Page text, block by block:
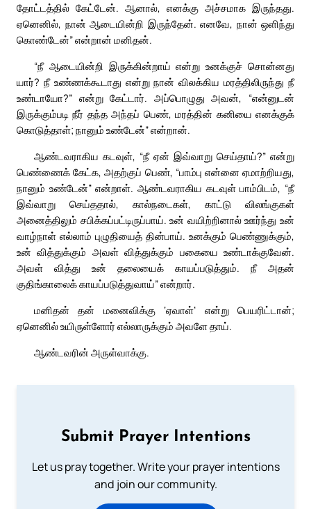
தோட்டத்தில் கேட்டேன். ஆனால், எனக்கு அச்சமாக இருந்தது.
ஏனெனில், நான் ஆடையின்றி இருந்தேன். எனவே, நான் ஒளிந்து
கொண்டேன்” என்றான் மனிதன்.
“நீ ஆடையின்றி இருக்கின்றாய் என்று உனக்குச் சொன்னது
யார்? நீ உண்ணக்கூடாது என்று நான் விலக்கிய மரத்திலிருந்து நீ
உண்டாயோ?” என்று கேட்டார். அப்பொழுது அவன், “என்னுடன்
இருக்கும்படி நீர் தந்த அந்தப் பெண், மரத்தின் கனியை எனக்குக்
கொடுத்தாள்; நானும் உண்டேன்” என்றான்.
ஆண்டவராகிய கடவுள், “நீ ஏன் இவ்வாறு செய்தாய்?” என்று
பெண்ணைக் கேட்க, அதற்குப் பெண், “பாம்பு என்னை ஏமாற்றியது,
நானும் உண்டேன்” என்றாள். ஆண்டவராகிய கடவுள் பாம்பிடம், “நீ
இவ்வாறு செய்ததால், கால்நடைகள், காட்டு விலங்குகள்
அனைத்திலும் சபிக்கப்பட்டிருப்பாய். உன் வயிற்றினால் ஊர்ந்து உன்
வாழ்நாள் எல்லாம் புழுதியைத் தின்பாய். உனக்கும் பெண்ணுக்கும்,
உன் வித்துக்கும் அவள் வித்துக்கும் பகையை உண்டாக்குவேன்.
அவள் வித்து உன் தலையைக் காயப்படுத்தும். நீ அதன்
குதிங்காலைக் காயப்படுத்துவாய்” என்றார்.
மனிதன் தன் மனைவிக்கு ‘ஏவாள்’ என்று பெயரிட்டான்;
ஏனெனில் உயிருள்ளோர் எல்லாருக்கும் அவளே தாய்.
ஆண்டவரின் அருள்வாக்கு.
Submit Prayer Intentions
Let us pray together. Write your prayer intentions
and join our community.